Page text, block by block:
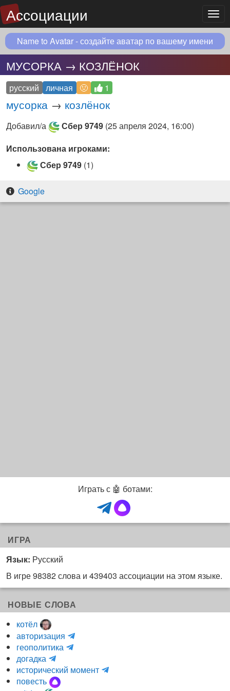
Ассоциации
Name to Avatar - создайте аватар по вашему имени
МУСОРКА → КОЗЛЁНОК
русский личная 🤢 1
мусорка → козлёнок
Добавил/а Сбер 9749 (25 апреля 2024, 16:00)
Использована игроками:
Сбер 9749 (1)
Google
Играть с 🤖 ботами:
ИГРА
Язык: Русский
В игре 98382 слова и 439403 ассоциации на этом языке.
НОВЫЕ СЛОВА
котёл
авторизация
и
о
геополитика
H
d
догадка
m
a
r
исторический момент
и
повесть